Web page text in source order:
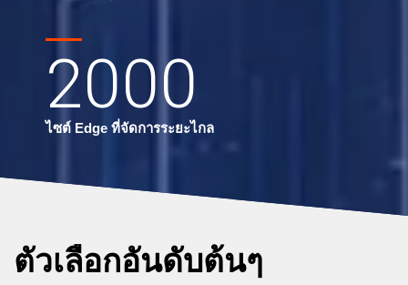
2000
ไซต์ Edge ที่จัดการระยะไกล
ตัวเลือกอันดับต้นๆ